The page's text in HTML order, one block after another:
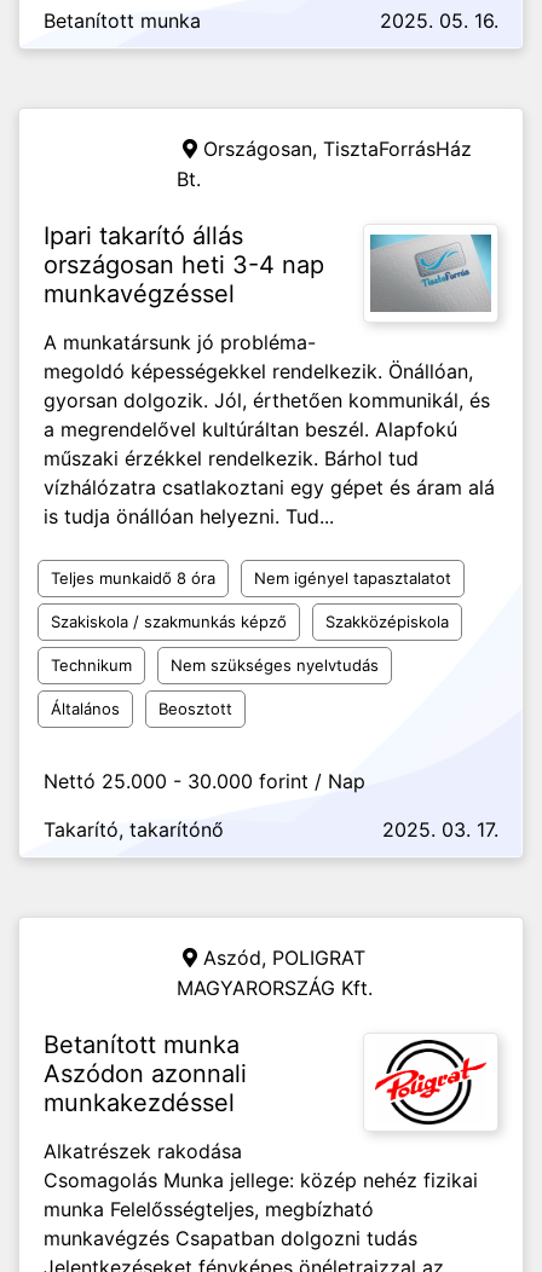
Betanított munka 2025. 05. 16.
Országosan, TisztaForrásHáz
Bt.
Ipari takarító állás
országosan heti 3-4 nap
munkavégzéssel
A munkatársunk jó probléma-
megoldó képességekkel rendelkezik. Önállóan,
gyorsan dolgozik. Jól, érthetően kommunikál, és
a megrendelővel kultúráltan beszél. Alapfokú
műszaki érzékkel rendelkezik. Bárhol tud
vízhálózatra csatlakoztani egy gépet és áram alá
is tudja önállóan helyezni. Tud...
Teljes munkaidő 8 óra Nem igényel tapasztalatot
Szakiskola / szakmunkás képző Szakközépiskola
Technikum Nem szükséges nyelvtudás
Általános Beosztott
Nettó 25.000 - 30.000 forint / Nap
Takarító, takarítónő
2025. 03. 17.
Aszód, POLIGRAT
MAGYARORSZÁG Kft.
Betanított munka
Aszódon azonnali
munkakezdéssel
Alkatrészek rakodása
Csomagolás Munka jellege: közép nehéz fizikai
munka Felelősségteljes, megbízható
munkavégzés Csapatban dolgozni tudás
Jelentkezéseket fényképes önéletrajzzal az